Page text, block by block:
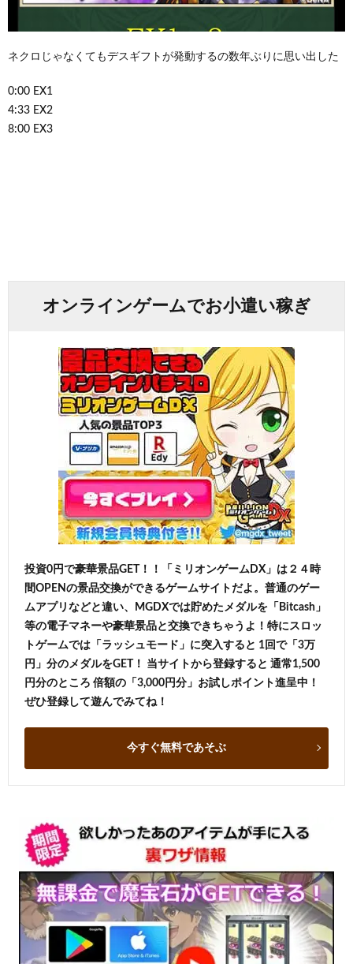
ネクロじゃなくてもデスギフトが発動するの数年ぶりに思い出した
0:00 EX1
4:33 EX2
8:00 EX3
オンラインゲームでお小遣い稼ぎ
投資0円で豪華景品GET！！「ミリオンゲームDX」は２４時
間OPENの景品交換ができるゲームサイトだよ。普通のゲー
ムアプリなどと違い、MGDXでは貯めたメダルを「Bitcash」
等の電子マネーや豪華景品と交換できちゃうよ！特にスロッ
トゲームでは「ラッシュモード」に突入すると 1回で「3万
円」分のメダルをGET！ 当サイトから登録すると 通常1,500
円分のところ 倍額の「3,000円分」お試しポイント進呈中！
ぜひ登録して遊んでみてね！
今すぐ無料であそぶ